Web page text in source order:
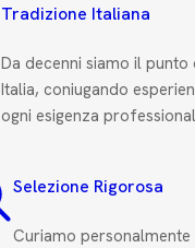
Tradizione Italiana
Da decenni siamo il
Italia, coniugando
ogni esigenza
Selezione Rigorosa
Curiamo